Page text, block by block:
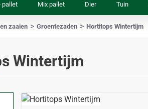
op
pallet Mix pallet Dier Tuin
Wintertijm
zaaien Groentezaden Hortitops Wintertijm